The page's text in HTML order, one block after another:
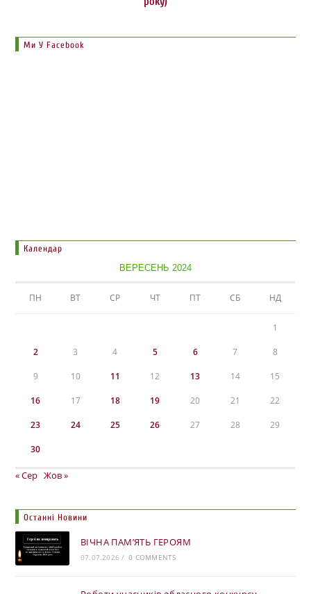
Ми У Facebook
Календар
ВЕРЕСЕНЬ 2024
ПН ВТ СР ЧТ ПТ СБ НД
1
2 3 4 5 6 7 8
9 10 11 12 13 14 15
16 17 18 19 20 21 22
23 24 25 26 27 28 29
30
« Сер Жов »
Останні Новини
ВІЧНА ПАМ’ЯТЬ ГЕРОЯМ
07.07.2026 / 0 COMMENTS